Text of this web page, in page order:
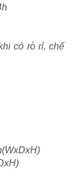
có rò rỉ, chế